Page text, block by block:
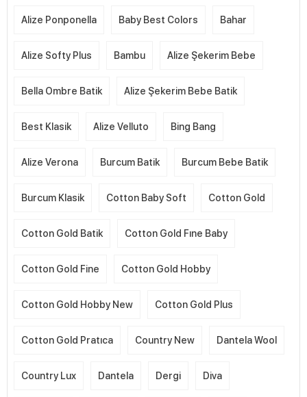
Alize Ponponella Baby Best Colors Bahar
Alize Softy Plus Bambu Alize Şekerim Bebe
Bella Ombre Batik Alize Şekerim Bebe Batik
Best Klasik Alize Velluto Bing Bang
Alize Verona Burcum Batik Burcum Bebe Batik
Burcum Klasik Cotton Baby Soft Cotton Gold
Cotton Gold Batik Cotton Gold Fıne Baby
Cotton Gold Fine Cotton Gold Hobby
Cotton Gold Hobby New Cotton Gold Plus
Cotton Gold Pratıca Country New Dantela Wool
Country Lux Dantela Dergi Diva